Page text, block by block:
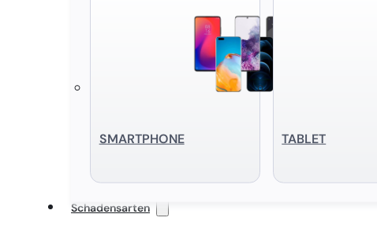
SMART­PHONE TABLET
Schadensarten